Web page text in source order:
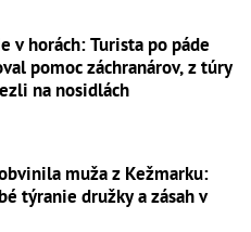
v horách: Turista po páde
pomoc záchranárov, z túry
na nosidlách
muža z Kežmarku:
týranie družky a zásah v